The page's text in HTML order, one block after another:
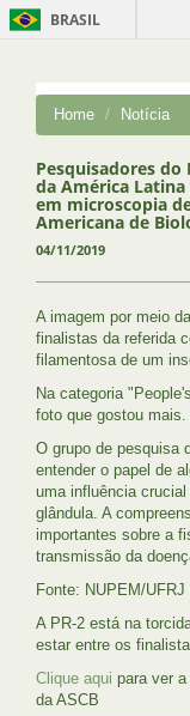
BRASIL
Home Notícia
Pesquisadores do
da América
em microscopia
Americana de
04/11/2019
A imagem por meio
finalistas da referida
filamentosa de um
Na categoria
foto que gostou mais.
O grupo de pesquisa
entender o papel de
uma influência
glândula. A
importantes sobre a
transmissão da
Fonte: NUPEM/UFRJ
A PR-2 está na
estar entre os
Clique aqui para ver
da ASCB